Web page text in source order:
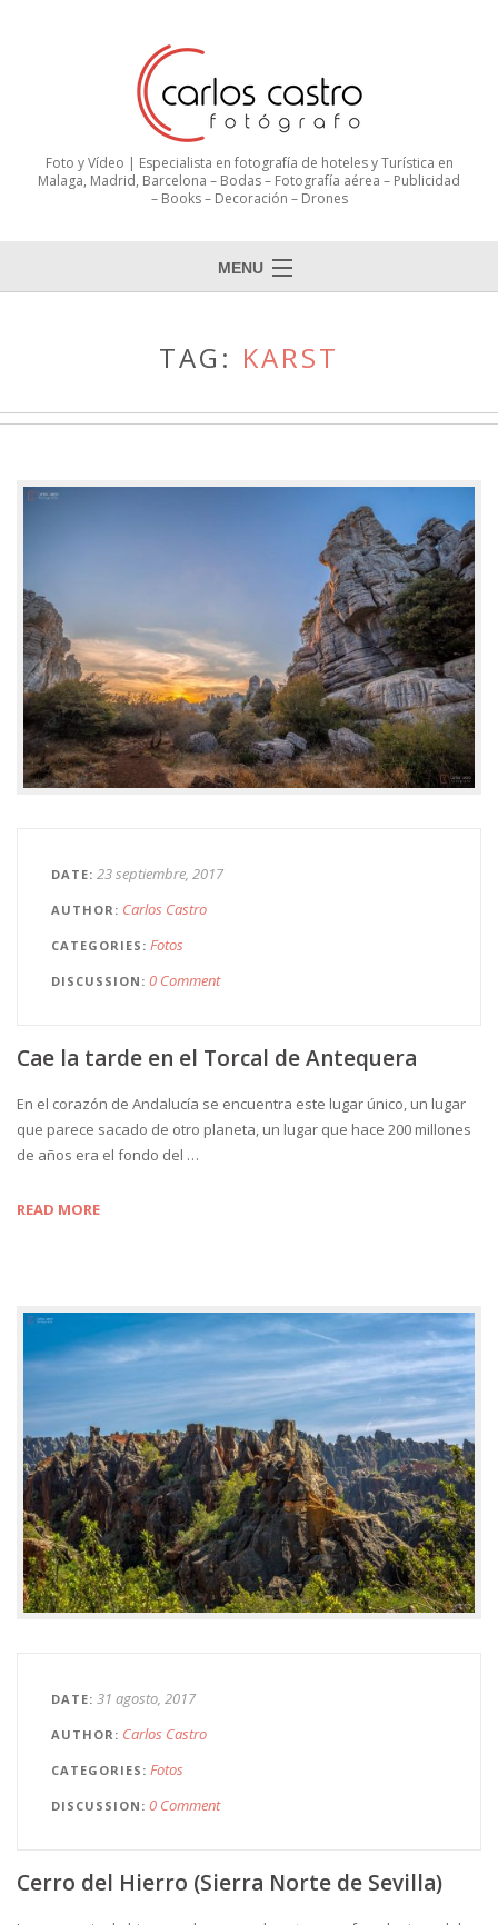
Foto y Vídeo | Especialista en fotografía de hoteles y Turística en
Malaga, Madrid, Barcelona – Bodas – Fotografía aérea – Publicidad
– Books – Decoración – Drones
MENU
TAG: KARST
DATE 23 septiembre, 2017
AUTHOR Carlos Castro
CATEGORIES Fotos
DISCUSSION 0 Comment
Cae la tarde en el Torcal de Antequera
En el corazón de Andalucía se encuentra este lugar único, un lugar
que parece sacado de otro planeta, un lugar que hace 200 millones
de años era el fondo del …
READ MORE
DATE 31 agosto, 2017
AUTHOR Carlos Castro
CATEGORIES Fotos
DISCUSSION 0 Comment
Cerro del Hierro (Sierra Norte de Sevilla)